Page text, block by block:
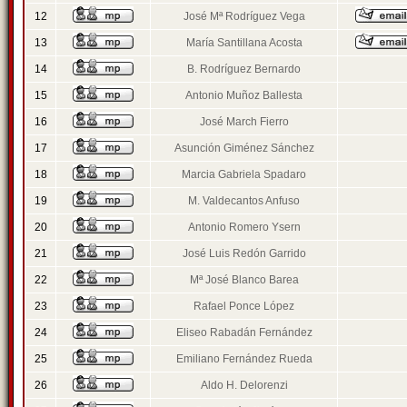
12 José Mª Rodríguez Vega
13 María Santillana Acosta
14 B. Rodríguez Bernardo
15 Antonio Muñoz Ballesta
16 José March Fierro
17 Asunción Giménez Sánchez
18 Marcia Gabriela Spadaro
19 M. Valdecantos Anfuso
20 Antonio Romero Ysern
21 José Luis Redón Garrido
22 Mª José Blanco Barea
23 Rafael Ponce López
24 Eliseo Rabadán Fernández
25 Emiliano Fernández Rueda
26 Aldo H. Delorenzi